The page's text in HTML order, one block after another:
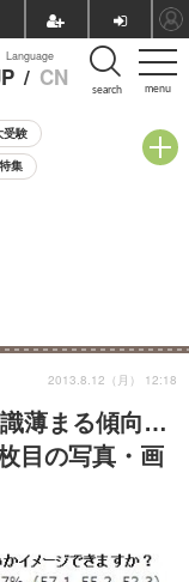
menu
Language
/ CN search
受験
集
薄まる傾向…
目の写真・画
2013.8.12（月） 12:18